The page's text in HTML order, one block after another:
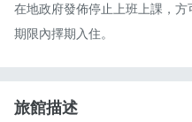
在地政府發佈停止上班上課，
期限內擇期入住。
旅館描述